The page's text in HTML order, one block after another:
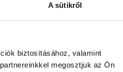
A sütikről
biztosításához, valamint
megosztjuk az Ön
Látványos kísérletek,
élmény várja a
Labsben. Videónkban
vezetője mutatja be,
természettudományok